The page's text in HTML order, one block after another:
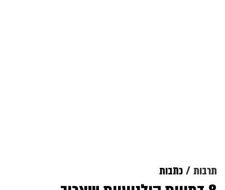
תרבות כתבות